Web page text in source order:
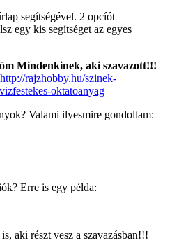
segítségével. 2 opcíót
egy kis segítséget az egyes
Mindenkinek, aki szavazott!!!
http://rajzhobby.hu/szinek-
oktatoanyag
Valami ilyesmire gondoltam:
Erre is egy példa:
aki részt vesz a szavazásban!!!